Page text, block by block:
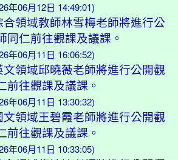
年06月12日 14:49:01)
領域教師林雪梅老師將進行公
同仁前往觀課及議課。
年06月11日 16:06:52)
領域邱曉薇老師將進行公開觀
前往觀課及議課。
年06月11日 13:30:32)
領域王碧霞老師將進行公開觀
前往觀課及議課。
年06月11日 10:33:05)